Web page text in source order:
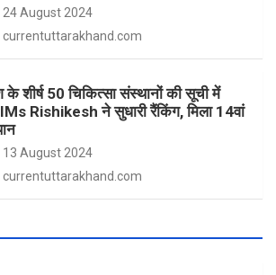
24 August 2024
currentuttarakhand.com
के शीर्ष 50 चिकित्सा संस्थानों की सूची में
Rishikesh ने सुधारी रैंकिंग, मिला 14वां
13 August 2024
currentuttarakhand.com